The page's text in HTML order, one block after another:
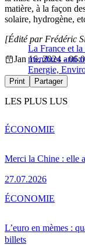
matière, à la façon
solaire, hydrogène,
La France et
membres anti-
[Édité par Frédéric
Jan 16, 2024 -
Energie,
Print Partager
LES PLUS LUS
Merci la Chine : elle
27.07.2026
ÉCONOMIE
L’euro en mèmes :
billets
ÉCONOMIE